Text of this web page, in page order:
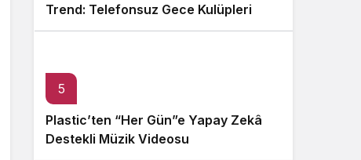
Trend: Telefonsuz Gece Kulüpleri
5
Plastic’ten “Her Gün”e Yapay Zekâ
Destekli Müzik Videosu